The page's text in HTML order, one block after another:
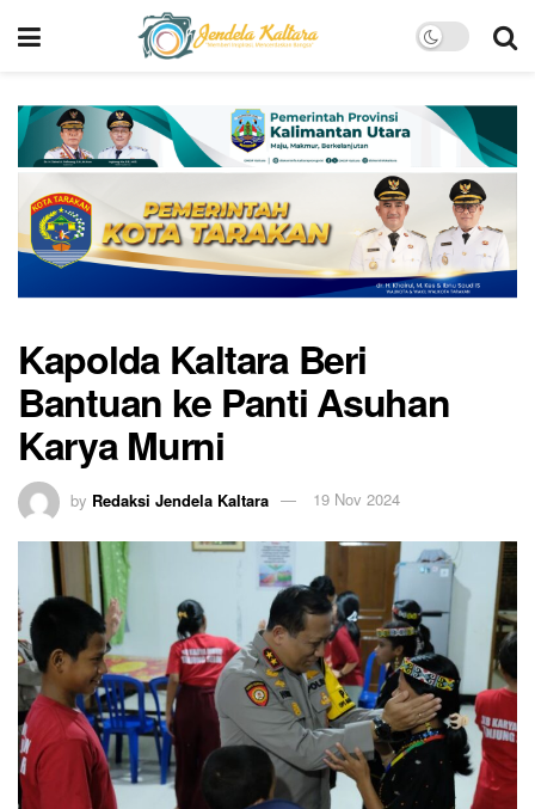
Kapolda Kaltara Beri
Bantuan ke Panti Asuhan
Karya Murni
by Redaksi Jendela Kaltara 19 Nov 2024